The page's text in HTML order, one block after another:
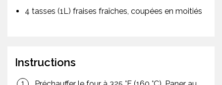
4 tasses (1L) fraises fraîches, coupées en moitiés
Instructions